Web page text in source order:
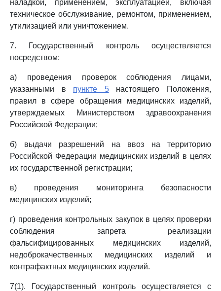
наладкой, применением, эксплуатацией, включая
техническое обслуживание, ремонтом, применением,
утилизацией или уничтожением.
7. Государственный контроль осуществляется
посредством:
а) проведения проверок соблюдения лицами,
указанными в пункте 5настоящего Положения,
правил в сфере обращения медицинских изделий,
утверждаемых Министерством здравоохранения
Российской Федерации;
б) выдачи разрешений на ввоз на территорию
Российской Федерации медицинских изделий в целях
их государственной регистрации;
в) проведения мониторинга безопасности
медицинских изделий;
г) проведения контрольных закупок в целях проверки
соблюдения запрета реализации
фальсифицированных медицинских изделий,
недоброкачественных медицинских изделий и
контрафактных медицинских изделий.
7(1). Государственный контроль осуществляется с